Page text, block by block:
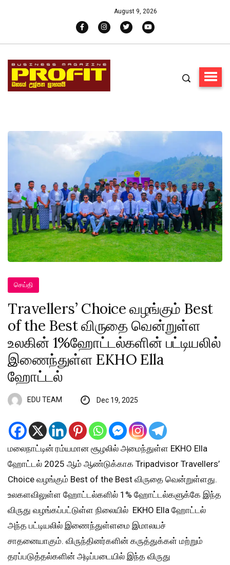
August 9, 2026
செய்தி
Travellers’ Choice வழங்கும் Best
of the Best விருதை வென்றுள்ள
உலகின் 1%ஹோட்டல்களின் பட்டியலில்
இணைந்துள்ள EKHO Ella
ஹோட்டல்
EDU TEAM Dec 19, 2025
மலைநாட்டின் ரம்யமான சூழலில் அமைந்துள்ள EKHO Ella
ஹோட்டல் 2025 ஆம் ஆண்டுக்காக Tripadvisor Travellers’
Choice வழங்கும் Best of the Best விருதை வென்றுள்ளது.
உலகளவிலுள்ள ஹோட்டல்களில் 1% ஹோட்டல்களுக்கே இந்த
விருது வழங்கப்பட்டுள்ள நிலையில் EKHO Ella ஹோட்டல்
அந்த பட்டியலில் இணைந்துள்ளமை இமாலயச்
சாதனையாகும். விருந்தினர்களின் கருத்துக்கள் மற்றும்
தரப்படுத்தல்களின் அடிப்படையில் இந்த விருது